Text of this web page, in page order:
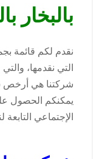
بالبخار
نقدم لكم قائمة
التي نقدمها،
شركتنا هي أرخص
يمكنكم الحصول
الإجتماعي التابعة